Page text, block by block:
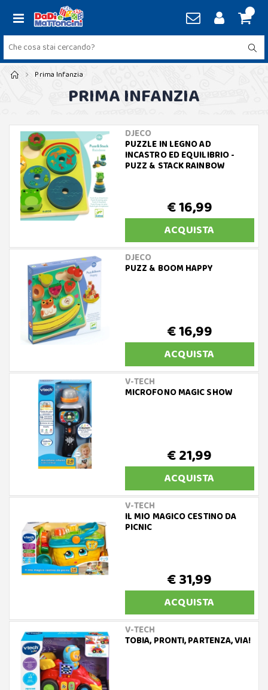
Prima Infanzia
PRIMA INFANZIA
DJECO
PUZZLE IN LEGNO AD
INCASTRO ED EQUILIBRIO -
PUZZ & STACK RAINBOW
€ 16,99
ACQUISTA
DJECO
PUZZ & BOOM HAPPY
€ 16,99
ACQUISTA
V-TECH
MICROFONO MAGIC SHOW
€ 21,99
ACQUISTA
V-TECH
IL MIO MAGICO CESTINO DA
PICNIC
€ 31,99
ACQUISTA
V-TECH
TOBIA, PRONTI, PARTENZA, VIA!